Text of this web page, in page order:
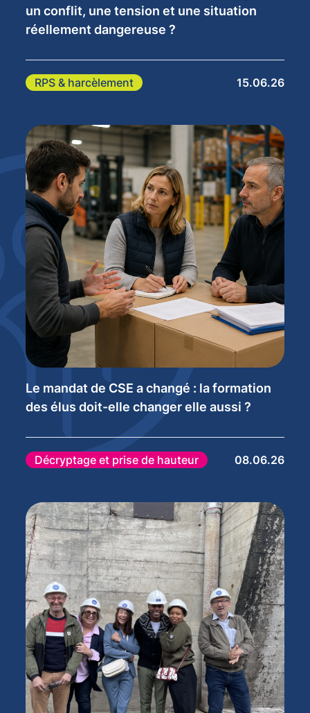
un conflit, une tension et une situation
réellement dangereuse ?
RPS & harcèlement 15.06.26
Le mandat de CSE a changé : la formation
des élus doit-elle changer elle aussi ?
Décryptage et prise de hauteur 08.06.26